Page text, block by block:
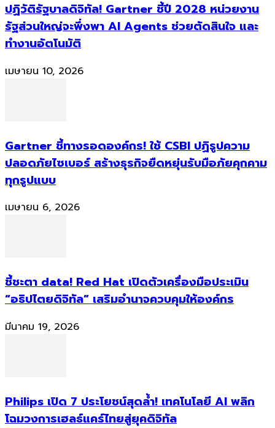
ปฏิวัติรัฐบาลดิจิทัล! Gartner ชี้ปี 2028 หน่วยงาน
รัฐส่วนใหญ่จะพึ่งพา AI Agents ช่วยตัดสินใจ และ
ทำงานอัตโนมัติ
เมษายน 10, 2026
Gartner ชี้ทางรอดองค์กร! ใช้ CSBI ปฏิรูปความ
ปลอดภัยไซเบอร์ สร้างธุรกิจยืดหยุ่นรับมือภัยคุกคาม
ทุกรูปแบบ
เมษายน 6, 2026
ชี้ชะตา data! Red Hat เปิดตัวเครื่องมือประเมิน
“อธิปไตยดิจิทัล” เสริมอำนาจควบคุมให้องค์กร
มีนาคม 19, 2026
Philips เปิด 7 ประโยชน์สุดล้ำ! เทคโนโลยี AI พลิก
โฉมวงการเฮลธ์แคร์ไทยสู่ยุคดิจิทัล